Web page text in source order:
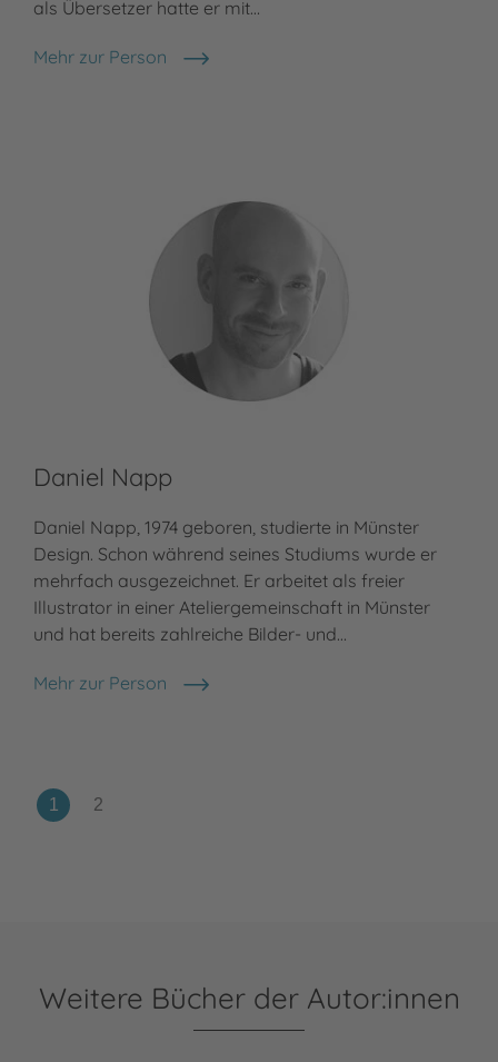
als Übersetzer hatte er mit…
Mehr zur Person
Sebastian Lybeck
Daniel Napp
Daniel Napp, 1974 geboren, studierte in Münster
Design. Schon während seines Studiums wurde er
mehrfach ausgezeichnet. Er arbeitet als freier
Illustrator in einer Ateliergemeinschaft in Münster
und hat bereits zahlreiche Bilder- und…
Mehr zur Person
Daniel Napp
Weitere Bücher der Autor:innen